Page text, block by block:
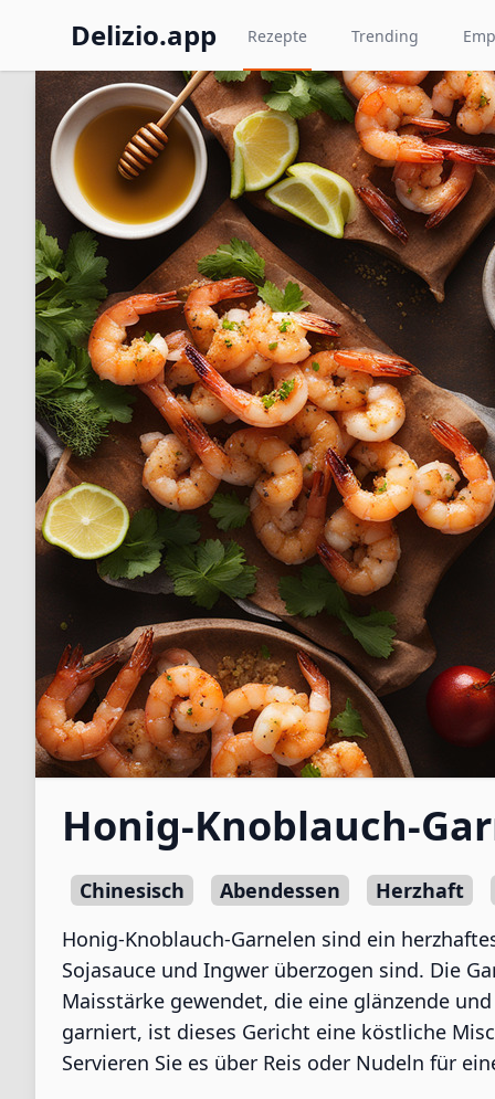
Delizio.app Rezepte Trending
Honig-Knoblauch-
Chinesisch Abendessen Herzhaft
Honig-Knoblauch-Garnelen sind ein
Sojasauce und Ingwer überzogen sind. Die
Maisstärke gewendet, die eine glänzende
garniert, ist dieses Gericht eine köstliche
Servieren Sie es über Reis oder Nudeln für